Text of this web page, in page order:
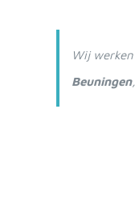
Wij
Beuningen,